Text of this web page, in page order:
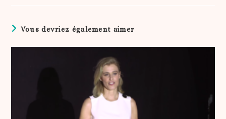
Vous devriez également aimer